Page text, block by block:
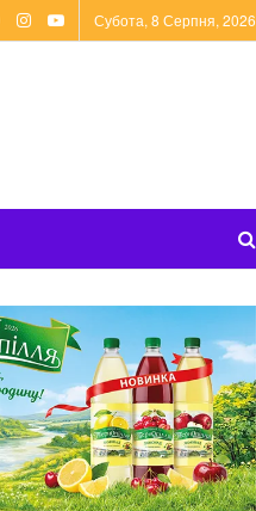
Субота, 8 Серпня, 2026